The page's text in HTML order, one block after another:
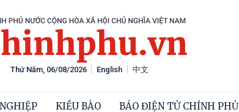
English 中文
KIỀU BÀO BÁO ĐIỆN TỬ CHÍNH PHỦ
Thứ Năm, 06/08/2026